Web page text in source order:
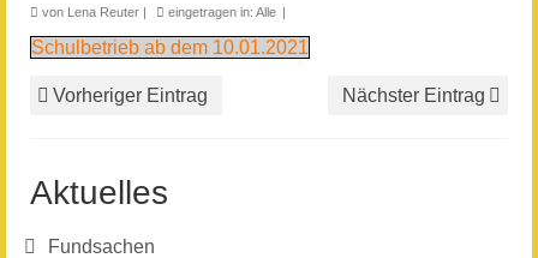
von Lena Reuter | eingetragen in: Alle |
Schulbetrieb ab dem 10.01.2021
Vorheriger Eintrag Nächster Eintrag
Aktuelles
Fundsachen